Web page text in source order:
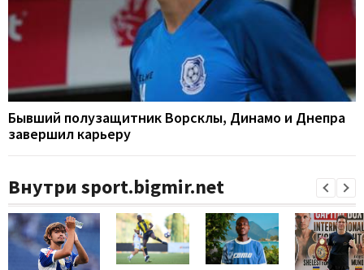
Бывший полузащитник Ворсклы, Динамо и Днепра
завершил карьеру
Внутри sport.bigmir.net